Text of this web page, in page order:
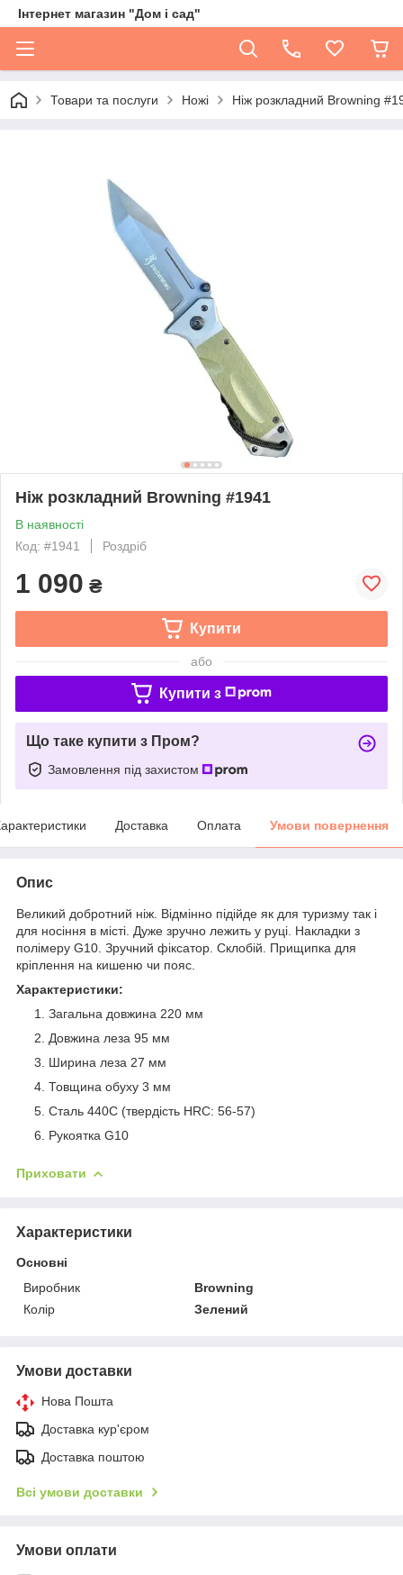
Інтернет магазин "Дом і сад"
Товари та послуги Ножі Ніж розкладний Browning
Ніж розкладний Browning #1941
В наявності
Код: #1941
Роздріб
1 090 ₴
Купити
або
Купити з
Що таке купити з Пром?
Замовлення під захистом
Доставка Оплата Умови повернення
Опис
Великий добротний ніж. Відмінно підійде як для туризму так і
для носіння в місті. Дуже зручно лежить у руці. Накладки з
полімеру G10. Зручний фіксатор. Склобій. Прищипка для
кріплення на кишеню чи пояс.
Характеристики:
Загальна довжина 220 мм
Довжина леза 95 мм
Ширина леза 27 мм
Товщина обуху 3 мм
Сталь 440С (твердість HRC: 56-57)
Рукоятка G10
Приховати
Характеристики
Основні
Виробник
Browning
Колір
Зелений
Умови доставки
Нова Пошта
Доставка кур'єром
Доставка поштою
Всі умови доставки
Умови оплати